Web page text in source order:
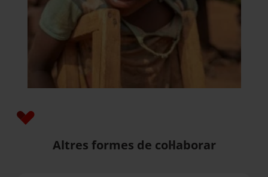
Altres formes de col·laborar